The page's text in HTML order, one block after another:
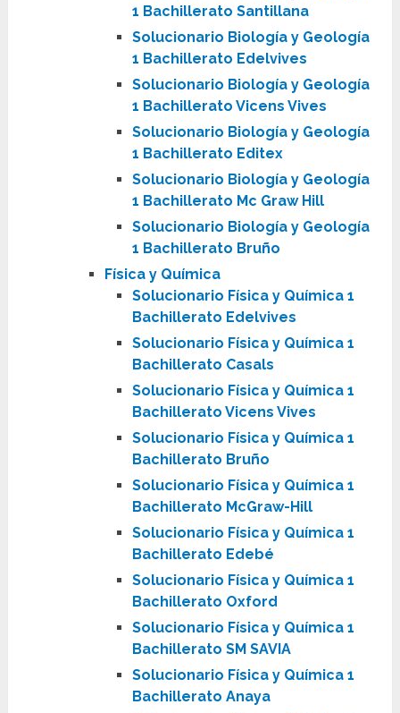
1 Bachillerato Santillana
Solucionario Biología y Geología
1 Bachillerato Edelvives
Solucionario Biología y Geología
1 Bachillerato Vicens Vives
Solucionario Biología y Geología
1 Bachillerato Editex
Solucionario Biología y Geología
1 Bachillerato Mc Graw Hill
Solucionario Biología y Geología
1 Bachillerato Bruño
Física y Química
Solucionario Física y Química 1
Bachillerato Edelvives
Solucionario Física y Química 1
Bachillerato Casals
Solucionario Física y Química 1
Bachillerato Vicens Vives
Solucionario Física y Química 1
Bachillerato Bruño
Solucionario Física y Química 1
Bachillerato McGraw-Hill
Solucionario Física y Química 1
Bachillerato Edebé
Solucionario Física y Química 1
Bachillerato Oxford
Solucionario Física y Química 1
Bachillerato SM SAVIA
Solucionario Física y Química 1
Bachillerato Anaya